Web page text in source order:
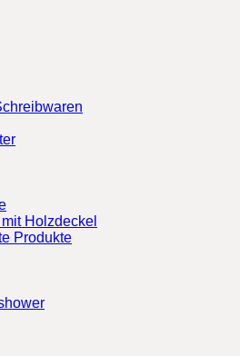
Holzdeckel
Produkte